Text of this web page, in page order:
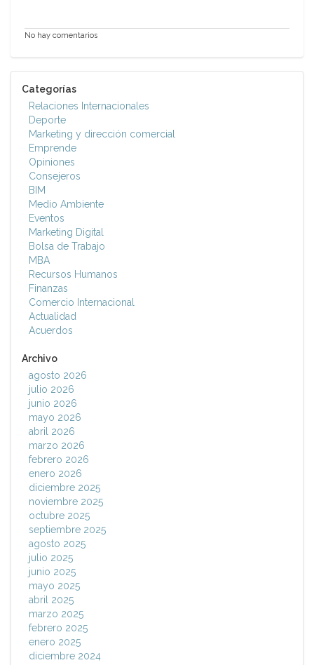
No hay comentarios
Categorías
Relaciones Internacionales
Deporte
Marketing y dirección comercial
Emprende
Opiniones
Consejeros
BIM
Medio Ambiente
Eventos
Marketing Digital
Bolsa de Trabajo
MBA
Recursos Humanos
Finanzas
Comercio Internacional
Actualidad
Acuerdos
Archivo
agosto 2026
julio 2026
junio 2026
mayo 2026
abril 2026
marzo 2026
febrero 2026
enero 2026
diciembre 2025
noviembre 2025
octubre 2025
septiembre 2025
agosto 2025
julio 2025
junio 2025
mayo 2025
abril 2025
marzo 2025
febrero 2025
enero 2025
diciembre 2024